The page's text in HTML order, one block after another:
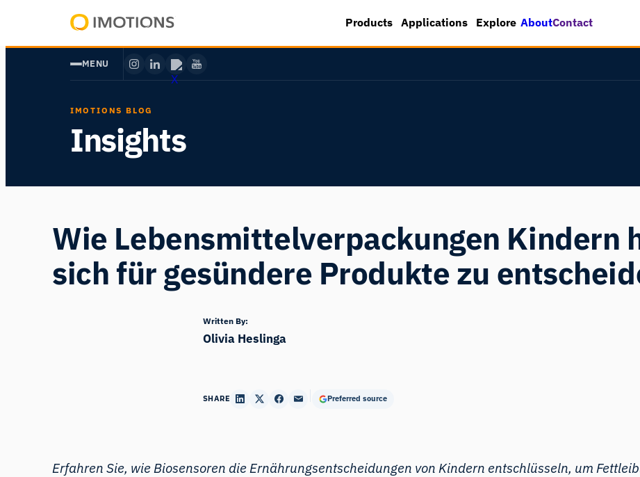
springen
Human
Products Applications Explore AboutContact
MENU
IMOTIONS BLOG
Insights
Wie Lebensmittelverpackungen Kindern
sich für gesündere Produkte zu
Written By:
Olivia Heslinga
SHARE Preferred source
Erfahren Sie, wie Biosensoren die Ernährungsentscheidungen von Kindern entschlüsseln, um